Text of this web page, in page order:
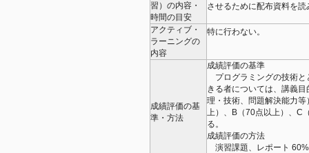
習）の内容・
時間の目安
させるために配布資料を
アクティブ・
ラーニングの
内容
特に行わない。
成績評価の基
準・方法
成績評価の基準
プログラミングの技術と
きる者については、講義
理・技術、問題解決能力
上）、B（70点以上）、C
る。
成績評価の方法
演習課題、レポート